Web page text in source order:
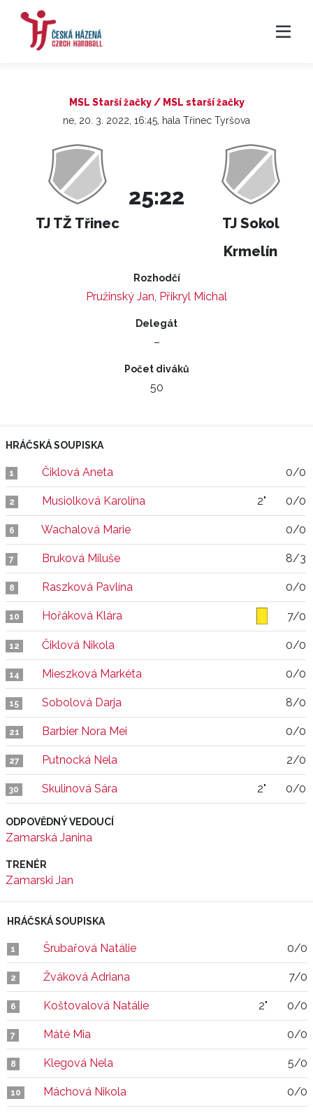
MSL Starší žačky / MSL starší žačky
ne, 20. 3. 2022, 16:45, hala Třinec Tyršova
TJ TŽ Třinec
25:22
TJ Sokol
Krmelín
Rozhodčí
Pružinský Jan, Přikryl Michal
Delegát
–
Počet diváků
50
HRÁČSKÁ SOUPISKA
1 Čiklová Aneta 0/0
2 Musiolková Karolína 2" 0/0
6 Wachalová Marie 0/0
7 Bruková Miluše 8/3
8 Raszková Pavlína 0/0
10 Hořáková Klára 7/0
12 Čiklová Nikola 0/0
14 Mieszková Markéta 0/0
15 Sobolová Darja 8/0
21 Barbier Nora Mei 0/0
27 Putnocká Nela 2/0
30 Skulinová Sára 2" 0/0
ODPOVĚDNÝ VEDOUCÍ
Zamarská Janina
TRENÉR
Zamarski Jan
HRÁČSKÁ SOUPISKA
1 Šrubařová Natálie 0/0
2 Žváková Adriana 7/0
6 Koštovalová Natálie 2" 0/0
7 Máté Mia 0/0
8 Klegová Nela 5/0
10 Máchová Nikola 0/0